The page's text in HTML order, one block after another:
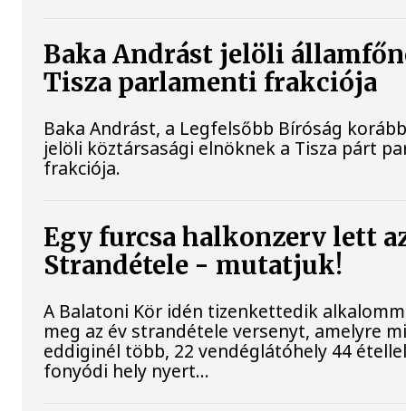
Baka Andrást jelöli
Tisza parlamenti frakciója
Baka Andrást, a Legfelsőbb Bíróság
jelöli köztársasági elnöknek a Tisza párt
frakciója.
Egy furcsa halkonzerv lett
Strandétele - mutatjuk!
A Balatoni Kör idén tizenkettedik
meg az év strandétele versenyt, amelyre
eddiginél több, 22 vendéglátóhely 44
fonyódi hely nyert...